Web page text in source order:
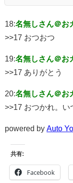
18:名無しさん＠お
>>17 おつおつ
19:名無しさん＠お
>>17 ありがとう
20:名無しさん＠お
>>17 おつかれ。い
powered by Auto
共有:
Facebook